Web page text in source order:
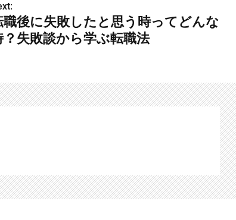
職後に失敗したと思う時ってどんな
？失敗談から学ぶ転職法